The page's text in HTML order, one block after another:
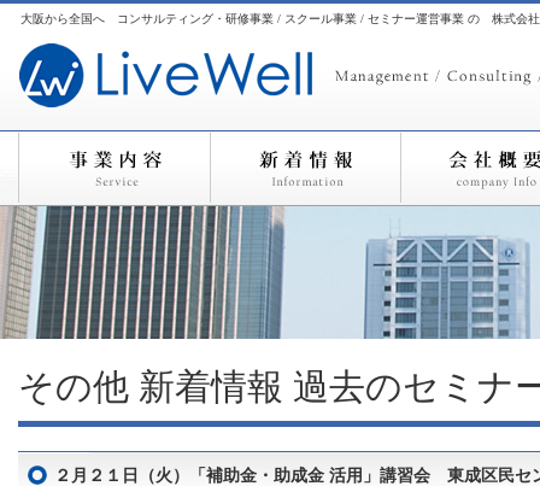
大阪から全国へ コンサルティング・研修事業 / スクール事業 / セミナー運営事業 の 株式会
その他 新着情報 過去のセミナ
２月２１日（火）「補助金・助成金 活用」講習会 東成区民セ